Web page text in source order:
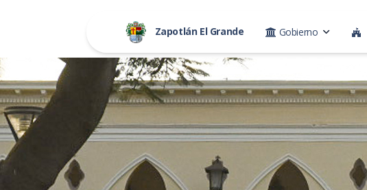
Zapotlán El Grande Gobierno